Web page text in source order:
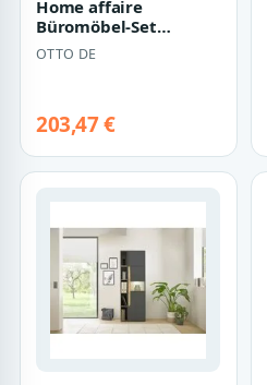
Home affaire
Büromöbel-Set
CiTY/GiRON, (Set, 2-
tlg)
OTTO DE
203,47 €